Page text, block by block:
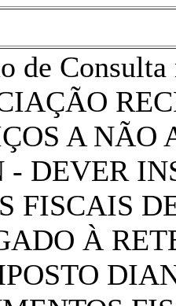
de
A NÃO
- DEVER
FISCAIS
À